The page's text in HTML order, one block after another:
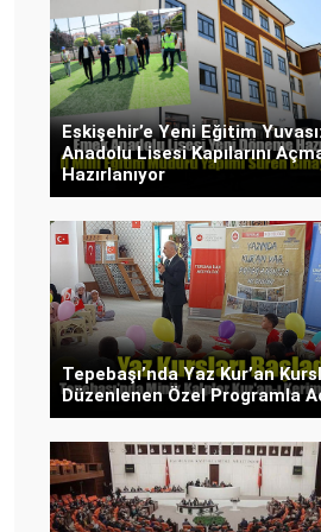
Eskişehir’e Yeni Eğitim
Anadolu Lisesi Kapılarını
Hazırlanıyor
Tepebaşı’nda Yaz Kur’an
Düzenlenen Özel Programla